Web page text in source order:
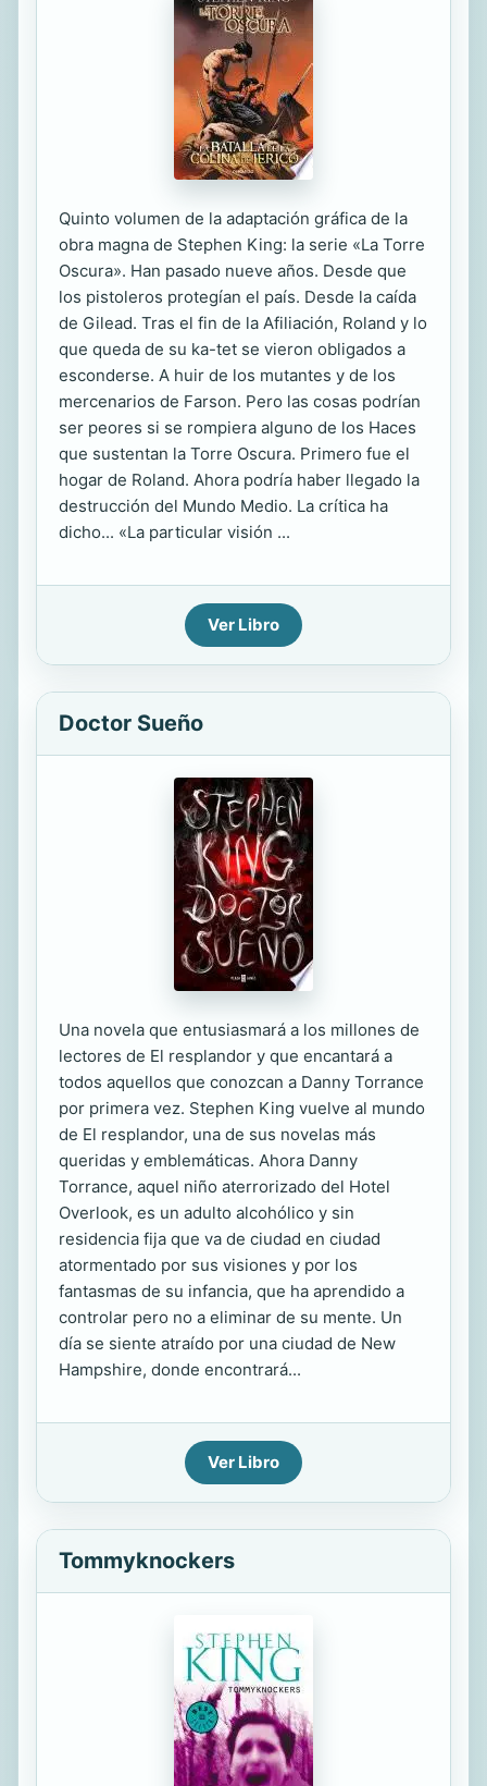
Quinto volumen de la adaptación gráfica de la
obra magna de Stephen King: la serie «La Torre
Oscura». Han pasado nueve años. Desde que
los pistoleros protegían el país. Desde la caída
de Gilead. Tras el fin de la Afiliación, Roland y lo
que queda de su ka-tet se vieron obligados a
esconderse. A huir de los mutantes y de los
mercenarios de Farson. Pero las cosas podrían
ser peores si se rompiera alguno de los Haces
que sustentan la Torre Oscura. Primero fue el
hogar de Roland. Ahora podría haber llegado la
destrucción del Mundo Medio. La crítica ha
dicho... «La particular visión ...
Ver Libro
Doctor Sueño
Una novela que entusiasmará a los millones de
lectores de El resplandor y que encantará a
todos aquellos que conozcan a Danny Torrance
por primera vez. Stephen King vuelve al mundo
de El resplandor, una de sus novelas más
queridas y emblemáticas. Ahora Danny
Torrance, aquel niño aterrorizado del Hotel
Overlook, es un adulto alcohólico y sin
residencia fija que va de ciudad en ciudad
atormentado por sus visiones y por los
fantasmas de su infancia, que ha aprendido a
controlar pero no a eliminar de su mente. Un
día se siente atraído por una ciudad de New
Hampshire, donde encontrará...
Ver Libro
Tommyknockers